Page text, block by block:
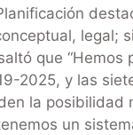
legal;
que
2025, y las
la posibilidad
un